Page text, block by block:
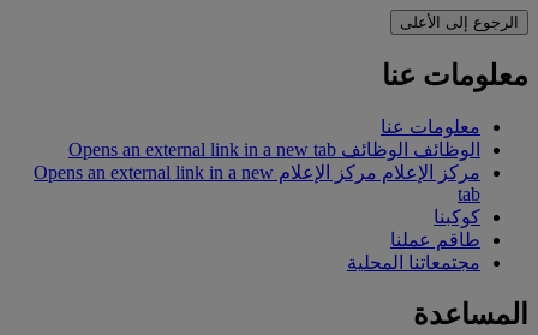
الرجوع إلى الأعلى
معلومات عنا
معلومات عنا
الوظائف الوظائف Opens an external link in a new tab
مركز الإعلام
مركز الإعلام Opens an external link in a new
tab
كوكبنا
طاقم عملنا
مجتمعاتنا المحلية
المساعدة